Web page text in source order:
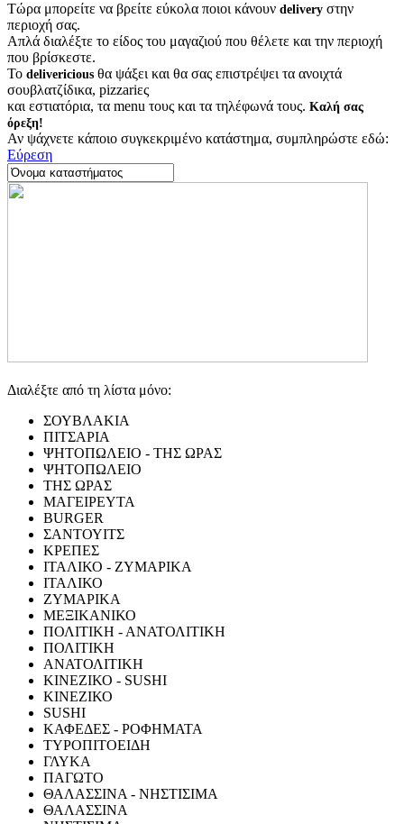
Τώρα μπορείτε να βρείτε εύκολα ποιοι κάνουν delivery στην
περιοχή σας.
Απλά διαλέξτε το είδος του μαγαζιού που θέλετε και την περιοχή
που βρίσκεστε.
Το delivericious θα ψάξει και θα σας επιστρέψει τα ανοιχτά
σουβλατζίδικα, pizzariες
και εστιατόρια, τα menu τους και τα τηλέφωνά τους. Καλή σας
όρεξη!
Αν ψάχνετε κάποιο συγκεκριμένο κατάστημα, συμπληρώστε εδώ:
Εύρεση
Διαλέξτε από τη λίστα μόνο:
ΣΟΥΒΛΑΚΙΑ
ΠΙΤΣΑΡΙΑ
ΨΗΤΟΠΩΛΕΙΟ - ΤΗΣ ΩΡΑΣ
ΨΗΤΟΠΩΛΕΙΟ
ΤΗΣ ΩΡΑΣ
ΜΑΓΕΙΡΕΥΤΑ
BURGER
ΣΑΝΤΟΥΙΤΣ
ΚΡΕΠΕΣ
ΙΤΑΛΙΚΟ - ΖΥΜΑΡΙΚΑ
ΙΤΑΛΙΚΟ
ΖΥΜΑΡΙΚΑ
ΜΕΞΙΚΑΝΙΚΟ
ΠΟΛΙΤΙΚΗ - ΑΝΑΤΟΛΙΤΙΚΗ
ΠΟΛΙΤΙΚΗ
ΑΝΑΤΟΛΙΤΙΚΗ
ΚΙΝΕΖΙΚΟ - SUSHI
ΚΙΝΕΖΙΚΟ
SUSHI
ΚΑΦΕΔΕΣ - ΡΟΦΗΜΑΤΑ
ΤΥΡΟΠΙΤΟΕΙΔΗ
ΓΛΥΚΑ
ΠΑΓΩΤΟ
ΘΑΛΑΣΣΙΝΑ - ΝΗΣΤΙΣΙΜΑ
ΘΑΛΑΣΣΙΝΑ